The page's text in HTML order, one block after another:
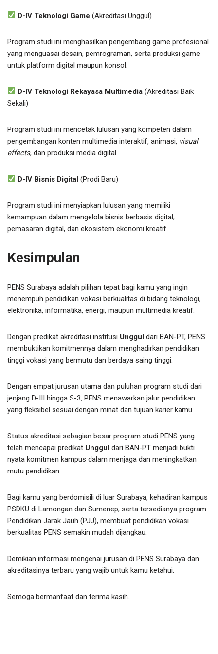
D-IV Teknologi Game (Akreditasi Unggul)
Program studi ini menghasilkan pengembang game profesional
yang menguasai desain, pemrograman, serta produksi game
untuk platform digital maupun konsol.
D-IV Teknologi Rekayasa Multimedia (Akreditasi Baik
Sekali)
Program studi ini mencetak lulusan yang kompeten dalam
pengembangan konten multimedia interaktif, animasi, visual
effects, dan produksi media digital.
D-IV Bisnis Digital (Prodi Baru)
Program studi ini menyiapkan lulusan yang memiliki
kemampuan dalam mengelola bisnis berbasis digital,
pemasaran digital, dan ekosistem ekonomi kreatif.
Kesimpulan
PENS Surabaya adalah pilihan tepat bagi kamu yang ingin
menempuh pendidikan vokasi berkualitas di bidang teknologi,
elektronika, informatika, energi, maupun multimedia kreatif.
Dengan predikat akreditasi institusi Unggul dari BAN-PT, PENS
membuktikan komitmennya dalam menghadirkan pendidikan
tinggi vokasi yang bermutu dan berdaya saing tinggi.
Dengan empat jurusan utama dan puluhan program studi dari
jenjang D-III hingga S-3, PENS menawarkan jalur pendidikan
yang fleksibel sesuai dengan minat dan tujuan karier kamu.
Status akreditasi sebagian besar program studi PENS yang
telah mencapai predikat Unggul dari BAN-PT menjadi bukti
nyata komitmen kampus dalam menjaga dan meningkatkan
mutu pendidikan.
Bagi kamu yang berdomisili di luar Surabaya, kehadiran kampus
PSDKU di Lamongan dan Sumenep, serta tersedianya program
Pendidikan Jarak Jauh (PJJ), membuat pendidikan vokasi
berkualitas PENS semakin mudah dijangkau.
Demikian informasi mengenai jurusan di PENS Surabaya dan
akreditasinya terbaru yang wajib untuk kamu ketahui.
Semoga bermanfaat dan terima kasih.